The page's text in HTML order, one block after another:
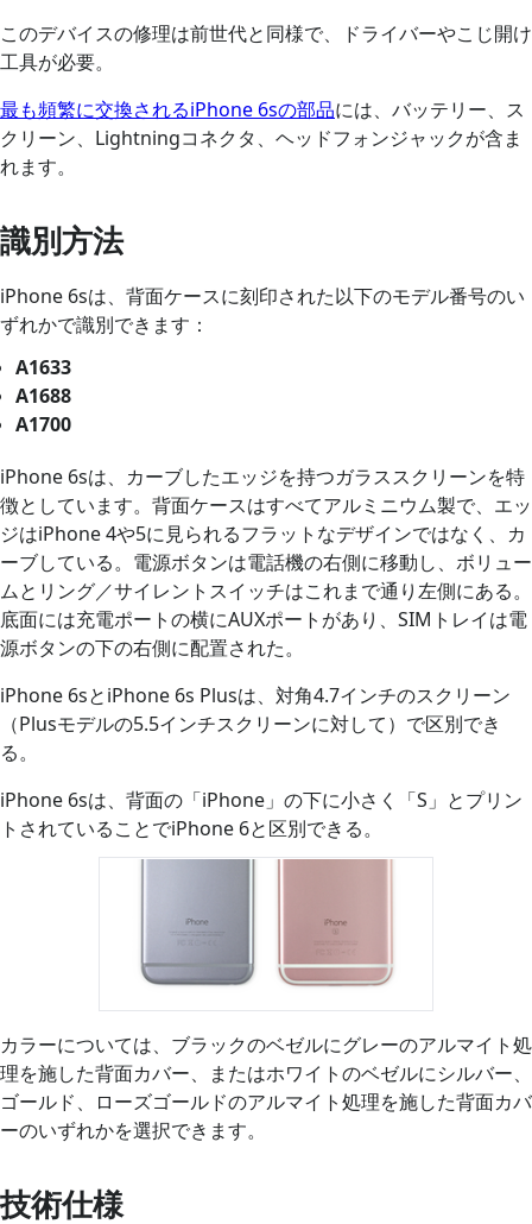
このデバイスの修理は前世代と同様で、ドライバーやこじ開け
工具が必要。
最も頻繁に交換されるiPhone 6sの部品には、バッテリー、ス
クリーン、Lightningコネクタ、ヘッドフォンジャックが含ま
れます。
識別方法
iPhone 6sは、背面ケースに刻印された以下のモデル番号のい
ずれかで識別できます：
A1633
A1688
A1700
iPhone 6sは、カーブしたエッジを持つガラススクリーンを特
徴としています。背面ケースはすべてアルミニウム製で、エッ
ジはiPhone 4や5に見られるフラットなデザインではなく、カ
ーブしている。電源ボタンは電話機の右側に移動し、ボリュー
ムとリング／サイレントスイッチはこれまで通り左側にある。
底面には充電ポートの横にAUXポートがあり、SIMトレイは電
源ボタンの下の右側に配置された。
iPhone 6sとiPhone 6s Plusは、対角4.7インチのスクリーン
（Plusモデルの5.5インチスクリーンに対して）で区別でき
る。
iPhone 6sは、背面の「iPhone」の下に小さく「S」とプリン
トされていることでiPhone 6と区別できる。
カラーについては、ブラックのベゼルにグレーのアルマイト処
理を施した背面カバー、またはホワイトのベゼルにシルバー、
ゴールド、ローズゴールドのアルマイト処理を施した背面カバ
ーのいずれかを選択できます。
技術仕様